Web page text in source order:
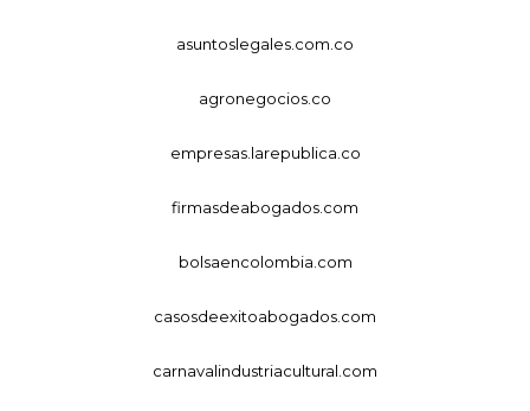
asuntoslegales.com.co
agronegocios.co
empresas.larepublica.co
firmasdeabogados.com
bolsaencolombia.com
casosdeexitoabogados.com
carnavalindustriacultural.com